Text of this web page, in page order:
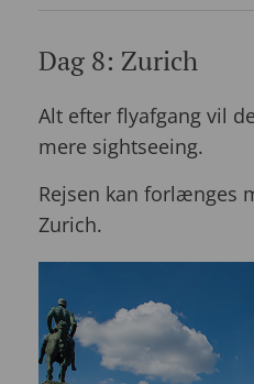
Dag 8: Zurich
Alt efter flyafgang vil
mere sightseeing.
Rejsen kan forlænges
Zurich.